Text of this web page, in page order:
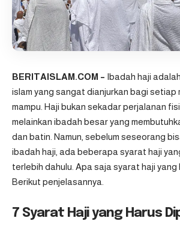
BERITAISLAM.COM – Ibadah haji
islam yang sangat dianjurkan bagi setiap
mampu. Haji bukan sekadar perjalanan
melainkan ibadah besar yang
dan batin. Namun, sebelum seseorang
ibadah haji, ada beberapa syarat haji
terlebih dahulu. Apa saja syarat haji yang
Berikut penjelasannya.
7 Syarat Haji yang Harus